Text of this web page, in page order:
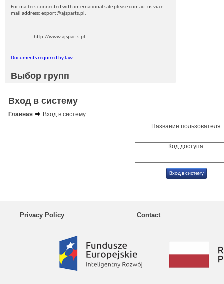
For matters connected with international sale please contact us via e-
mail address: export@ajsparts.pl.
http://www.ajsparts.pl
Documents required by law
Выбор групп
Вход в систему
Главная
Вход в систему
Название пользователя:
Код доступа:
Privacy Policy Contact